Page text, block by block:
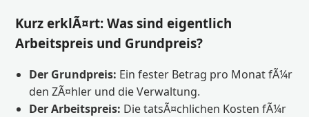
Kurz erklÃ¤rt: Was sind eigentlich
Arbeitspreis und Grundpreis?
Der Grundpreis: Ein fester Betrag pro Monat fÃ¼r
den ZÃ¤hler und die Verwaltung.
Der Arbeitspreis: Die tatsÃ¤chlichen Kosten fÃ¼r